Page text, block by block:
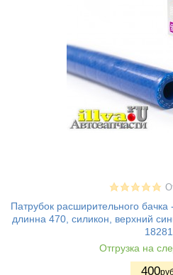
Патрубок расширительного бачка
длинна 470, силикон, верхний
18281
Отгрузка на
400